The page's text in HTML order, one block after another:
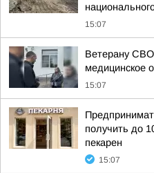
15:07
Ветерану СВО
медицинское
15:07
получить до
пекарен
15:07